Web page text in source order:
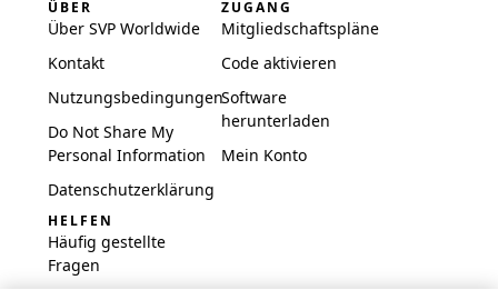
ÜBER
Über SVP Worldwide
Kontakt
Nutzungsbedingungen
Do Not Share My
Personal Information
Datenschutzerklärung
ZUGANG
Mitgliedschaftspläne
Code aktivieren
Software
herunterladen
Mein Konto
HELFEN
Häufig gestellte
Fragen